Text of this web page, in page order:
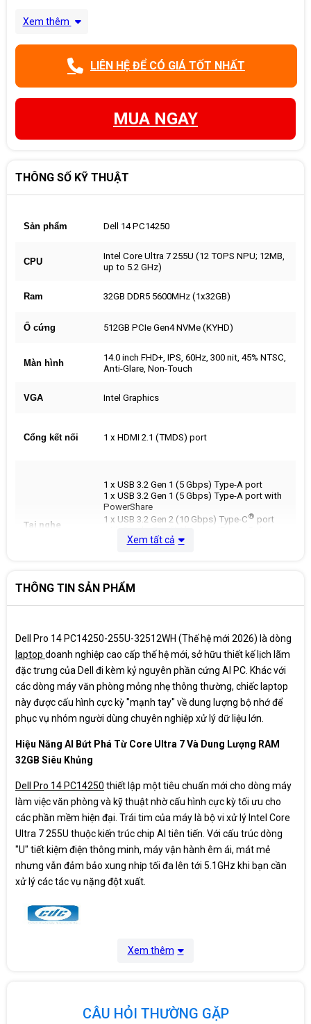
Xem thêm
LIÊN HỆ ĐỂ CÓ GIÁ TỐT NHẤT
MUA NGAY
THÔNG SỐ KỸ THUẬT
Sản phẩm Dell 14 PC14250
CPU
Intel Core Ultra 7 255U (12 TOPS NPU; 12MB,
up to 5.2 GHz)
Ram 32GB DDR5 5600MHz (1x32GB)
Ổ cứng 512GB PCIe Gen4 NVMe (KYHD)
Màn hình
14.0 inch FHD+, IPS, 60Hz, 300 nit, 45% NTSC,
Anti-Glare, Non-Touch
VGA Intel Graphics
Cổng kết nối 1 x HDMI 2.1 (TMDS) port
Tai nghe
1 x USB 3.2 Gen 1 (5 Gbps) Type-A port
1 x USB 3.2 Gen 1 (5 Gbps) Type-A port with
PowerShare
1 x USB 3.2 Gen 2 (10 Gbps) Type-C® port
1 x Thunderbolt™ 4 (40 Gbps) port with
Camera
1080p at 30 fps FHD camera, Dual-array
Audio
Stereo speakers with Waves
MaxxAudio® Pro, Intelligo, 2 W x 2 = 4 W
total
Kết nối mạng
Intel® Wi-Fi 6E (6 where 6E unavailable)
AX211, 2x2, 802.11ax/ 1 x RJ45 Ethernet port,
1GbE/ Bluetooth®5.3
Hệ điều hành Windows 11 Home
Màu sắc Silver
20.37 mm 18.89 mm 313.70 mm 225.30 mm
Trọng lượng 1.35 kg
Xuất xứ
Xem tất cả
THÔNG TIN SẢN PHẨM
Dell Pro 14 PC14250-255U-32512WH (Thế hệ mới 2026) là dòng
laptop doanh nghiệp cao cấp thế hệ mới, sở hữu thiết kế lịch lãm
đặc trưng của Dell đi kèm kỷ nguyên phần cứng AI PC. Khác với
các dòng máy văn phòng mỏng nhẹ thông thường, chiếc laptop
này được cấu hình cực kỳ "mạnh tay" về dung lượng bộ nhớ để
phục vụ nhóm người dùng chuyên nghiệp xử lý dữ liệu lớn.
Hiệu Năng AI Bứt Phá Từ Core Ultra 7 Và Dung Lượng RAM
32GB Siêu Khủng
Dell Pro 14 PC14250 thiết lập một tiêu chuẩn mới cho dòng máy
làm việc văn phòng và kỹ thuật nhờ cấu hình cực kỳ tối ưu cho
các phần mềm hiện đại. Trái tim của máy là bộ vi xử lý Intel Core
Ultra 7 255U thuộc kiến trúc chip AI tiên tiến. Với cấu trúc dòng
"U" tiết kiệm điện thông minh, máy vận hành êm ái, mát mẻ
nhưng vẫn đảm bảo xung nhịp tối đa lên tới 5.1GHz khi bạn cần
xử lý các tác vụ nặng đột xuất.
Xem thêm
CÂU HỎI THƯỜNG GẶP